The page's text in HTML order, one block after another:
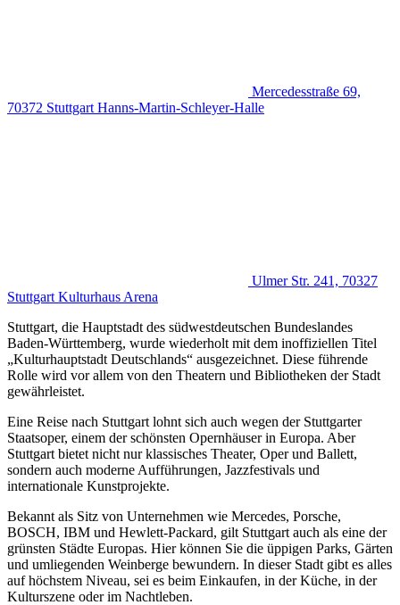
Mercedesstraße 69,
70372 Stuttgart Hanns-Martin-Schleyer-Halle
Ulmer Str. 241, 70327
Stuttgart Kulturhaus Arena
Stuttgart, die Hauptstadt des südwestdeutschen Bundeslandes
Baden-Württemberg, wurde wiederholt mit dem inoffiziellen Titel
„Kulturhauptstadt Deutschlands“ ausgezeichnet. Diese führende
Rolle wird vor allem von den Theatern und Bibliotheken der Stadt
gewährleistet.
Eine Reise nach Stuttgart lohnt sich auch wegen der Stuttgarter
Staatsoper, einem der schönsten Opernhäuser in Europa. Aber
Stuttgart bietet nicht nur klassisches Theater, Oper und Ballett,
sondern auch moderne Aufführungen, Jazzfestivals und
internationale Kunstprojekte.
Bekannt als Sitz von Unternehmen wie Mercedes, Porsche,
BOSCH, IBM und Hewlett-Packard, gilt Stuttgart auch als eine der
grünsten Städte Europas. Hier können Sie die üppigen Parks, Gärten
und umliegenden Weinberge bewundern. In dieser Stadt gibt es alles
auf höchstem Niveau, sei es beim Einkaufen, in der Küche, in der
Kulturszene oder im Nachtleben.